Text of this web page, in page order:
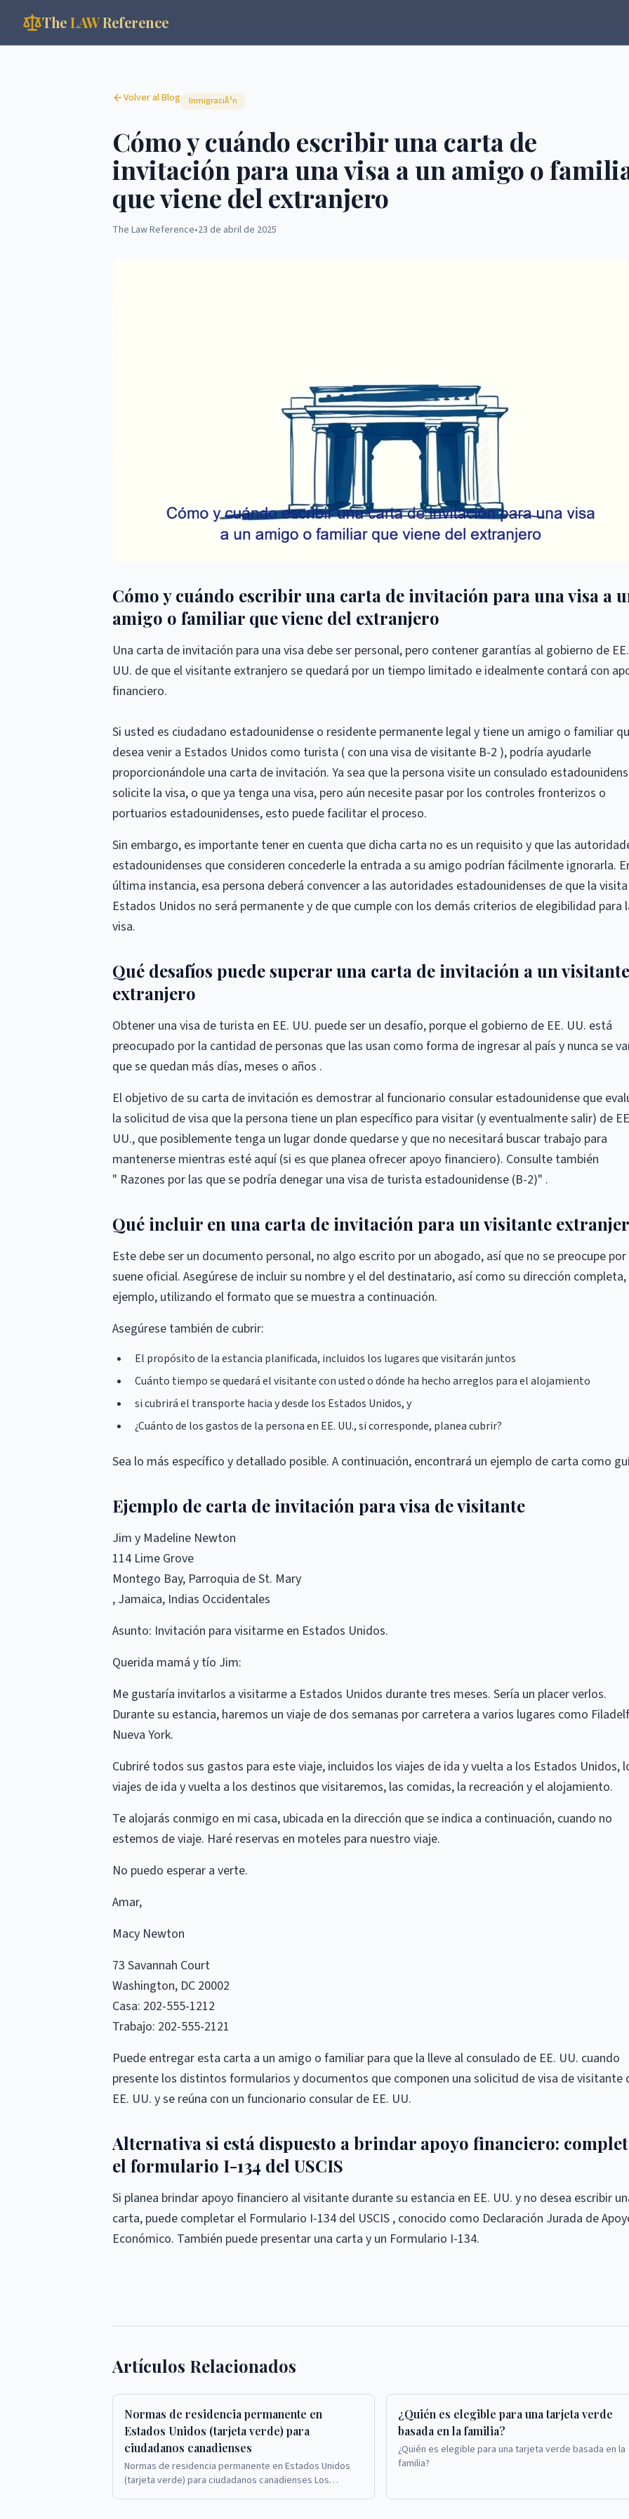
TheLAWReference
Volver al Blog InmigraciÃ³n
Cómo y cuándo escribir una carta de
invitación para una visa a un amigo o
que viene del extranjero
The Law Reference•23 de abril de 2025
Cómo y cuándo escribir una carta de invitación para una visa a
amigo o familiar que viene del extranjero
Una carta de invitación para una visa debe ser personal, pero contener garantías al gobierno de EE.
UU. de que el visitante extranjero se quedará por un tiempo limitado e idealmente contará con
financiero.
Si usted es ciudadano estadounidense o residente permanente legal y tiene un amigo o familiar
desea venir a Estados Unidos como turista ( con una visa de visitante B-2 ), podría ayudarle
proporcionándole una carta de invitación. Ya sea que la persona visite un consulado
solicite la visa, o que ya tenga una visa, pero aún necesite pasar por los controles fronterizos o
portuarios estadounidenses, esto puede facilitar el proceso.
Sin embargo, es importante tener en cuenta que dicha carta no es un requisito y que las
estadounidenses que consideren concederle la entrada a su amigo podrían fácilmente ignorarla.
última instancia, esa persona deberá convencer a las autoridades estadounidenses de que la
Estados Unidos no será permanente y de que cumple con los demás criterios de elegibilidad para
visa.
Qué desafíos puede superar una carta de invitación a un visitante
extranjero
Obtener una visa de turista en EE. UU. puede ser un desafío, porque el gobierno de EE. UU. está
preocupado por la cantidad de personas que las usan como forma de ingresar al país y nunca se
que se quedan más días, meses o años .
El objetivo de su carta de invitación es demostrar al funcionario consular estadounidense que
la solicitud de visa que la persona tiene un plan específico para visitar (y eventualmente salir) de
UU., que posiblemente tenga un lugar donde quedarse y que no necesitará buscar trabajo para
mantenerse mientras esté aquí (si es que planea ofrecer apoyo financiero). Consulte también
" Razones por las que se podría denegar una visa de turista estadounidense (B-2)" .
Qué incluir en una carta de invitación para un visitante
Este debe ser un documento personal, no algo escrito por un abogado, así que no se preocupe
suene oficial. Asegúrese de incluir su nombre y el del destinatario, así como su dirección
ejemplo, utilizando el formato que se muestra a continuación.
Asegúrese también de cubrir:
El propósito de la estancia planificada, incluidos los lugares que visitarán juntos
Cuánto tiempo se quedará el visitante con usted o dónde ha hecho arreglos para el alojamiento
si cubrirá el transporte hacia y desde los Estados Unidos, y
¿Cuánto de los gastos de la persona en EE. UU., si corresponde, planea cubrir?
Sea lo más específico y detallado posible. A continuación, encontrará un ejemplo de carta como
Ejemplo de carta de invitación para visa de visitante
Jim y Madeline Newton
114 Lime Grove
Montego Bay, Parroquia de St. Mary
, Jamaica, Indias Occidentales
Asunto: Invitación para visitarme en Estados Unidos.
Querida mamá y tío Jim:
Me gustaría invitarlos a visitarme a Estados Unidos durante tres meses. Sería un placer verlos.
Durante su estancia, haremos un viaje de dos semanas por carretera a varios lugares como
Nueva York.
Cubriré todos sus gastos para este viaje, incluidos los viajes de ida y vuelta a los Estados Unidos,
viajes de ida y vuelta a los destinos que visitaremos, las comidas, la recreación y el alojamiento.
Te alojarás conmigo en mi casa, ubicada en la dirección que se indica a continuación, cuando no
estemos de viaje. Haré reservas en moteles para nuestro viaje.
No puedo esperar a verte.
Amar,
Macy Newton
73 Savannah Court
Washington, DC 20002
Casa: 202-555-1212
Trabajo: 202-555-2121
Puede entregar esta carta a un amigo o familiar para que la lleve al consulado de EE. UU. cuando
presente los distintos formularios y documentos que componen una solicitud de visa de visitante
EE. UU. y se reúna con un funcionario consular de EE. UU.
Alternativa si está dispuesto a brindar apoyo financiero:
el formulario I-134 del USCIS
Si planea brindar apoyo financiero al visitante durante su estancia en EE. UU. y no desea escribir
carta, puede completar el Formulario I-134 del USCIS , conocido como Declaración Jurada de
Económico. También puede presentar una carta y un Formulario I-134.
Artículos Relacionados
Normas de residencia permanente en
Estados Unidos (tarjeta verde) para
ciudadanos canadienses
Normas de residencia permanente en Estados Unidos
(tarjeta verde) para ciudadanos canadienses Los
¿Quién es elegible para una tarjeta verde
basada en la familia?
¿Quién es elegible para una tarjeta verde basada en la
familia?